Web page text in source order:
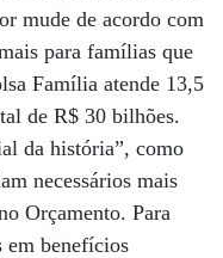
mude de acordo com
para famílias que
Família atende 13,5
de R$ 30 bilhões.
da história”, como
necessários mais
Orçamento. Para
em benefícios